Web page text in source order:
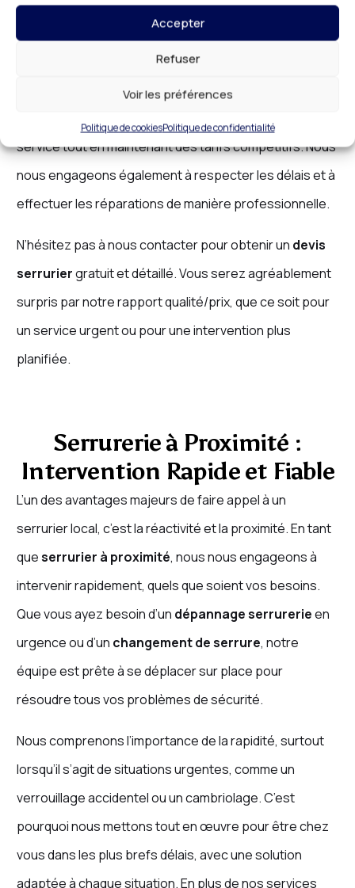
Accepter
Refuser
Voir les préférences
Politique de cookiesPolitique de confidentialité
Nous proposons une large gamme de services à des
prix abordables, incluant l’installation de serrures de
haute sécurité, la réparation de portes blindées, ainsi
que des services dedépannage serrurerie
service tout en maintenant des tarifs compétitifs. Nous
nous engageons également à respecter les délais et à
effectuer les réparations de manière professionnelle.
N’hésitez pas à nous contacter pour obtenir un devis
serruriergratuit et détaillé. Vous serez agréablement
surpris par notre rapport qualité/prix, que ce soit pour
un service urgent ou pour une intervention plus
planifiée.
Serrurerie à Proximité :
Intervention Rapide et Fiable
L’un des avantages majeurs de faire appel à un
serrurier local, c’est la réactivité et la proximité. En tant
queserrurier à proximité, nous nous engageons à
intervenir rapidement, quels que soient vos besoins.
Que vous ayez besoin d’un dépannage serrurerieen
urgence ou d’un changement de serrure, notre
équipe est prête à se déplacer sur place pour
résoudre tous vos problèmes de sécurité.
Nous comprenons l’importance de la rapidité, surtout
lorsqu’il s’agit de situations urgentes, comme un
verrouillage accidentel ou un cambriolage. C’est
pourquoi nous mettons tout en œuvre pour être chez
vous dans les plus brefs délais, avec une solution
adaptée à chaque situation. En plus de nos services